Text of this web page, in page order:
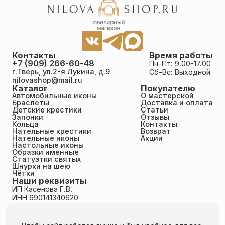
Богородица,ангелы небесные. Прекрасно и чётко
проработаны мельчайшие детали.За счёт
округлых граней приятен на теле.Спасибо
большое мастерам за такую прекрасную работу!
Ответ администратора Да, мы делаем этот крест
в двух варинатах - с шариками и без. Я не
обратила внимания, что этот был без них. Прошу
прощения...
Курило Ксения
26.06.2026
Достоинства: Высокохудожественная работа!
Настоящее произведение искусства! Недостатки:
нет Спасибо Вам большое!Получила мой крестик,
такая красота! И пожелание моё учли он с
лучиками!!!всей семьей любуемся!Я очень Вам
благодарна!!! Теперь мужу Андреевский заказали.
Низкий Вам поклон за мастерство такое.
Каталог
Автомобильные иконы
Браслеты
Детские крестики
Запонки
Кольца
Нательные крестики
Нательные иконы
Настольные иконы
Образки именные
Статуэтки святых
Шнурки на шею
Чётки
Покупателю
О мастерской
Доставка и оплата
Статьи
Отзывы
Контакты
Возврат
Акции
Время работы
Пн-Пт: 9.00-17.00
Сб-Вс: Выходной
Контакты
+7 (909) 266-60-48
г.Тверь, ул.2-я Лукина, д.9
nilovashop@mail.ru
Наши реквизиты
ИП Касенова Г.В.
ИНН 690141340620
Пользовательское соглашение